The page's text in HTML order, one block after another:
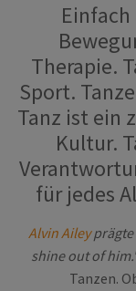
Therapie.
Sport.
Tanz ist ein
Kultur.
für jedes
Alvin Aileyprägte
shine out of
Tanzen.